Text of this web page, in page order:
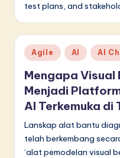
&
S
o
f
t
w
a
test plans, and
Posted
in
Agile AI AI
Mengapa
Menjadi
AI Terkemuka di
Lanskap alat bantu
telah berkembang
‘alat pemodelan visual